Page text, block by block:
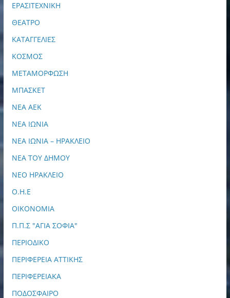
ΕΡΑΣΙΤΕΧΝΙΚΗ
ΘΕΑΤΡΟ
ΚΑΤΑΓΓΕΛΙΕΣ
ΚΟΣΜΟΣ
ΜΕΤΑΜΟΡΦΩΣΗ
ΜΠΑΣΚΕΤ
ΝΕΑ ΑΕΚ
ΝΕΑ ΙΩΝΙΑ
ΝΕΑ ΙΩΝΙΑ – ΗΡΑΚΛΕΙΟ
ΝΕΑ ΤΟΥ ΔΗΜΟΥ
ΝΕΟ ΗΡΑΚΛΕΙΟ
Ο.Η.Ε
ΟΙΚΟΝΟΜΙΑ
Π.Π.Σ "ΑΓΙΑ ΣΟΦΙΑ"
ΠΕΡΙΟΔΙΚΟ
ΠΕΡΙΦΕΡΕΙΑ ΑΤΤΙΚΗΣ
ΠΕΡΙΦΕΡΕΙΑΚΑ
ΠΟΔΟΣΦΑΙΡΟ